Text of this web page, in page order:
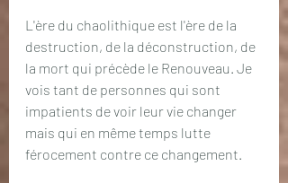
L'ère du chaolithique est l'ère de la
destruction, de la déconstruction, de
la mort qui précède le Renouveau. Je
vois tant de personnes qui sont
impatients de voir leur vie changer
mais qui en même temps lutte
férocement contre ce changement.